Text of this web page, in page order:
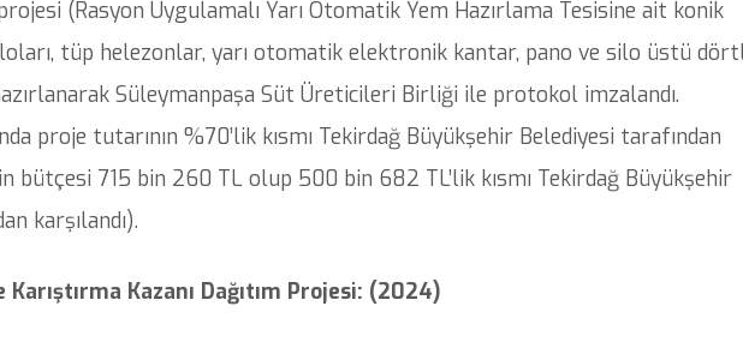
(Rasyon Uygulamalı Yarı Otomatik Yem Hazırlama Tesisine ait konik
tüp helezonlar, yarı otomatik elektronik kantar, pano ve silo üstü
Süleymanpaşa Süt Üreticileri Birliği ile protokol imzalandı.
proje tutarının %70’lik kısmı Tekirdağ Büyükşehir Belediyesi tarafından
bütçesi 715 bin 260 TL olup 500 bin 682 TL’lik kısmı Tekirdağ Büyükşehir
karşılandı).
Kazanı Dağıtım Projesi: (2024)